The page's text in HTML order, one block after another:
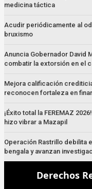
medicina táctica
Acudir periódicamente al
bruxismo
Anuncia Gobernador David
combatir la extorsión en el
Mejora calificación
reconocen fortaleza en
¡Éxito total la FEREMAZ
hizo vibrar a Mazapil
Operación Rastrillo debilita
bengala y avanzan
Derechos